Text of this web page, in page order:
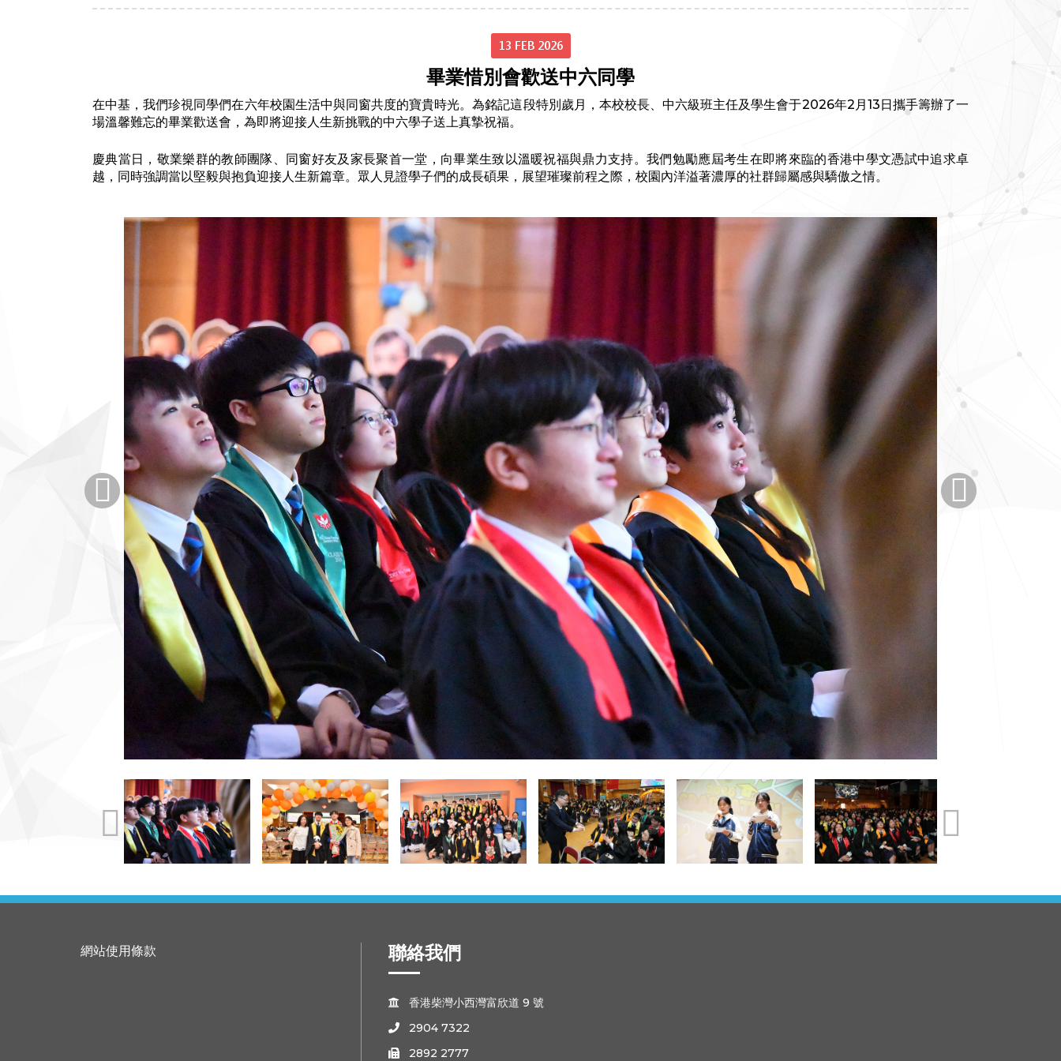
13 FEB 2026
畢業惜別會歡送中六同學
在中基，我們珍視同學們在六年校園生活中與同窗共度的寶貴時光。為銘記這段特別歲月，本校校長、中六級班主任及學生會于2026年2月13日攜手籌辦了一
場溫馨難忘的畢業歡送會，為即將迎接人生新挑戰的中六學子送上真摯祝福。
慶典當日，敬業樂群的教師團隊、同窗好友及家長聚首一堂，向畢業生致以溫暖祝福與鼎力支持。我們勉勵應屆考生在即將來臨的香港中學文憑試中追求卓
越，同時強調當以堅毅與抱負迎接人生新篇章。眾人見證學子們的成長碩果，展望璀璨前程之際，校園內洋溢著濃厚的社群歸屬感與驕傲之情。
網站使用條款 聯絡我們
 香港柴灣小西灣富欣道 9 號
 2904 7322
 2892 2777